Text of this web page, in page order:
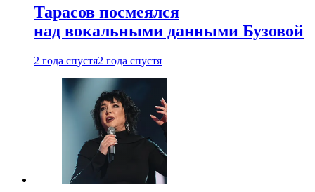
Тарасов посмеялся
над вокальными данными Бузовой
2 года спустя2 года спустя